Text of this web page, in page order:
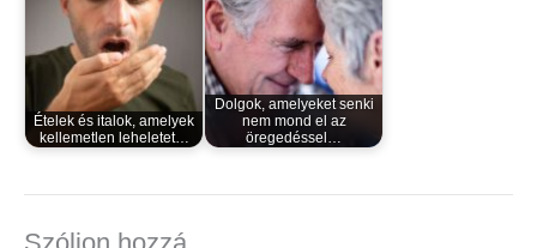
Ételek és italok, amelyek
kellemetlen leheletet…
Dolgok, amelyeket senki
nem mond el az
öregedéssel…